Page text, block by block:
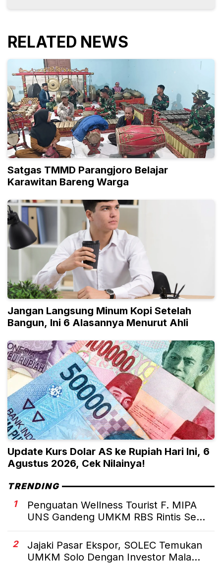
RELATED NEWS
Satgas TMMD Parangjoro Belajar
Karawitan Bareng Warga
Jangan Langsung Minum Kopi Setelah
Bangun, Ini 6 Alasannya Menurut Ahli
Update Kurs Dolar AS ke Rupiah Hari Ini, 6
Agustus 2026, Cek Nilainya!
TRENDING
1
Penguatan Wellness Tourist F. MIPA
UNS Gandeng UMKM RBS Rintis Se...
2
Jajaki Pasar Ekspor, SOLEC Temukan
UMKM Solo Dengan Investor Mala...